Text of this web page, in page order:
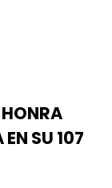
SU 107